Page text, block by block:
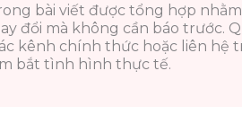
bài viết được tổng hợp
đổi mà không cần báo trước.
kênh chính thức hoặc liên hệ
bắt tình hình thực tế.